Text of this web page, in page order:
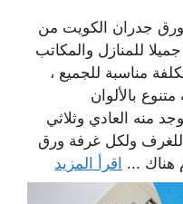
جدران الكويت من
للمنازل والمكاتب
مناسبة للجميع ،
بالألوان
منه العادي وثلاثي
للغرف ولكل غرفة ورق
هناك ... اقرأ المزيد